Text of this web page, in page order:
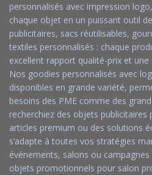
personnalisés avec impression
chaque objet en un puissant outil
publicitaires, sacs réutilisables,
textiles personnalisés : chaque
excellent rapport qualité-prix et
Nos goodies personnalisés avec
disponibles en grande variété,
besoins des PME comme des
recherchiez des objets publicitaires
articles premium ou des solutions
s’adapte à toutes vos stratégies
événements, salons ou
objets promotionnels pour salon